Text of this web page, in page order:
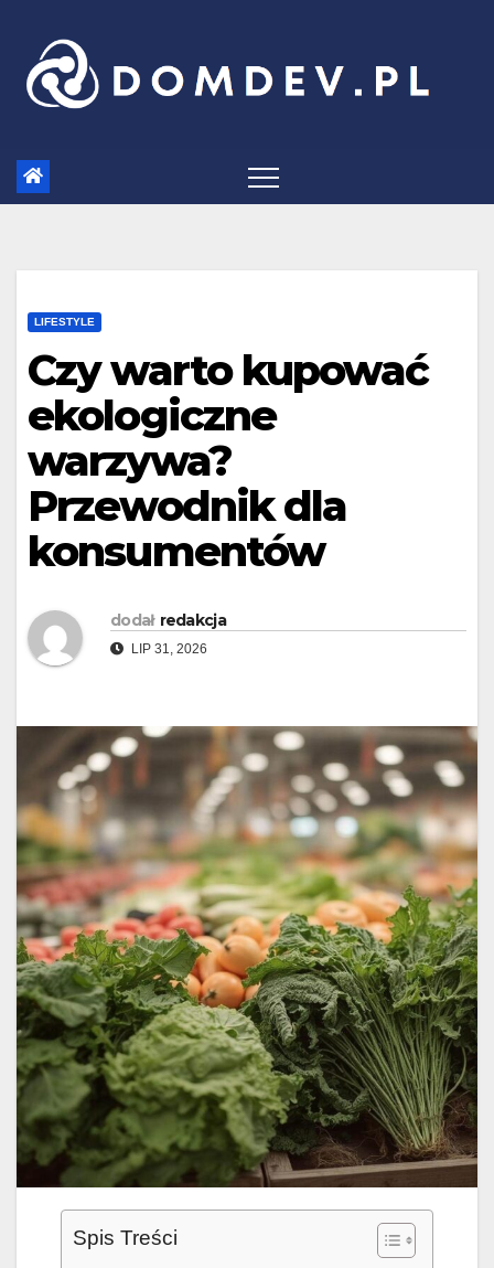
content
LIFESTYLE
Czy warto kupować
ekologiczne
warzywa?
Przewodnik dla
konsumentów
dodał redakcja
LIP 31, 2026
Spis Treści